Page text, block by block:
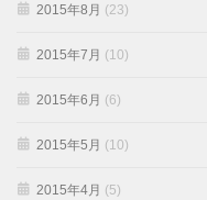
2015年8月 (23)
2015年7月 (10)
2015年6月 (6)
2015年5月 (10)
2015年4月 (5)